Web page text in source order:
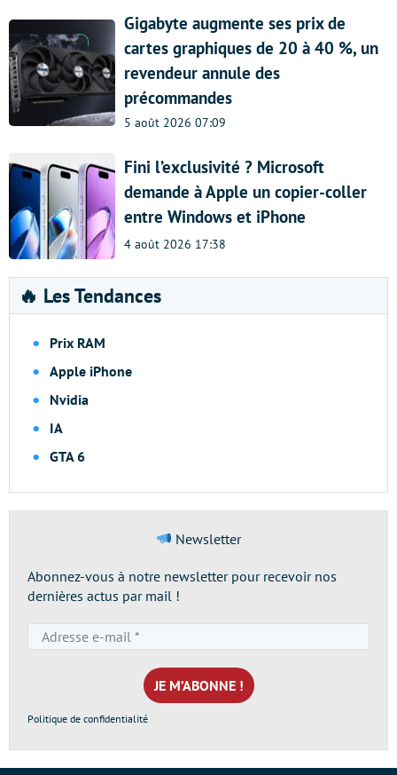
Gigabyte augmente ses prix de
cartes graphiques de 20 à 40 %, un
revendeur annule des
précommandes
5 août 2026 07:09
Fini l’exclusivité ? Microsoft
demande à Apple un copier-coller
entre Windows et iPhone
4 août 2026 17:38
🔥 Les Tendances
Prix RAM
Apple iPhone
Nvidia
IA
GTA 6
Newsletter
Abonnez-vous à notre newsletter pour recevoir nos
dernières actus par mail !
e-
mail
*
Politique de confidentialité